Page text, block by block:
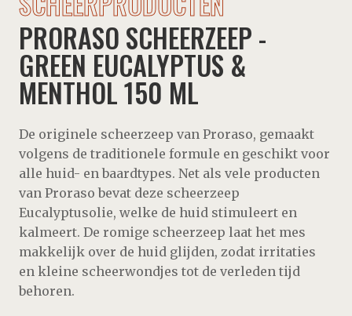
PRORASO SCHEERZEEP -
GREEN EUCALYPTUS &
MENTHOL 150 ML
De originele scheerzeep van Proraso, gemaakt
volgens de traditionele formule en geschikt voor
alle huid- en baardtypes. Net als vele producten
van Proraso bevat deze scheerzeep
Eucalyptusolie, welke de huid stimuleert en
kalmeert. De romige scheerzeep laat het mes
makkelijk over de huid glijden, zodat irritaties
en kleine scheerwondjes tot de verleden tijd
behoren.